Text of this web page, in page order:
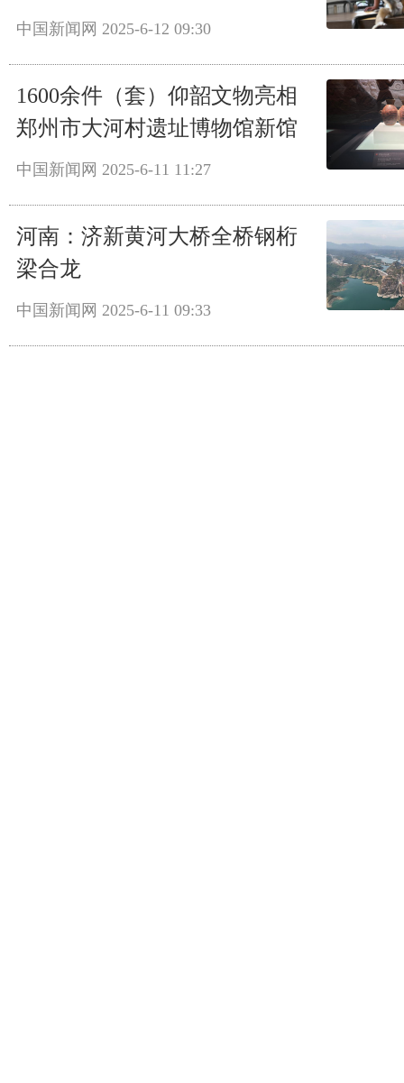
中国新闻网 2025-6-12 09:30
1600余件（套）仰韶文物亮相
郑州市大河村遗址博物馆新馆
中国新闻网 2025-6-11 11:27
河南：济新黄河大桥全桥钢桁
梁合龙
中国新闻网 2025-6-11 09:33